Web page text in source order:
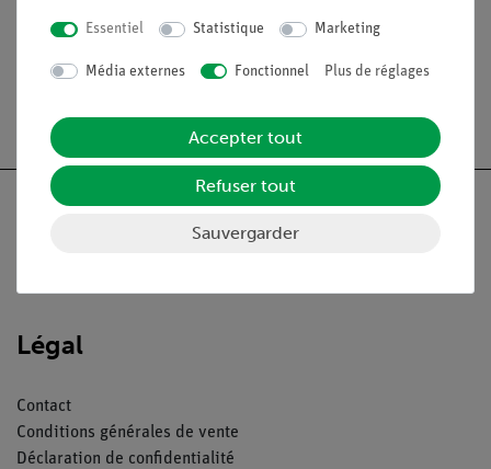
Médias / Téléchargements
Légal
Contact
Conditions générales de vente
Déclaration de confidentialité
Essentiel Statistique Marketing
Média externes Fonctionnel Plus de réglages
Accepter tout
Refuser tout
Sauvergarder